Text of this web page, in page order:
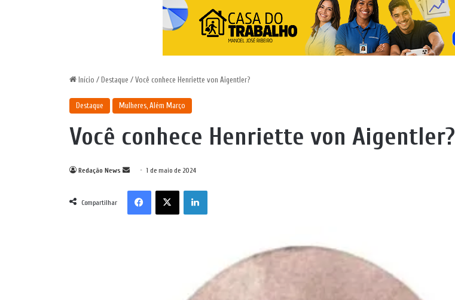
Início / Destaque / Você conhece Henriette von Aigentler?
Destaque Mulheres, Além Março
Você conhece Henriette von Aigentler?
Redação News
Mande
mail
1 de maio de 2024
Compartilhar
FacebookX Linkedin